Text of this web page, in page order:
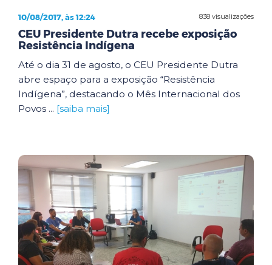
838 visualizações
10/08/2017, às 12:24
CEU Presidente Dutra recebe exposição
Resistência Indígena
Até o dia 31 de agosto, o CEU Presidente Dutra
abre espaço para a exposição “Resistência
Indígena”, destacando o Mês Internacional dos
Povos ... [saiba mais]